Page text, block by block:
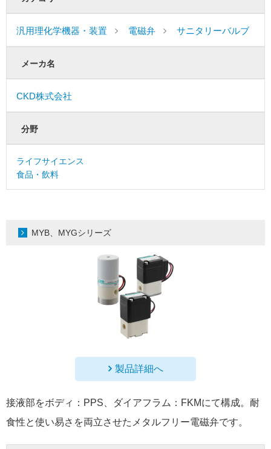
汎用理化学機器・装置 電磁弁 サニタリーバルブ
メーカ名
CKD株式会社
分野
ライフサイエンス
食品・飲料
MYB、MYGシリーズ
製品詳細へ
接液部をボディ：PPS、ダイアフラム：FKMにて構成。耐
食性と使い易さを両立させたメタルフリー電磁弁です。